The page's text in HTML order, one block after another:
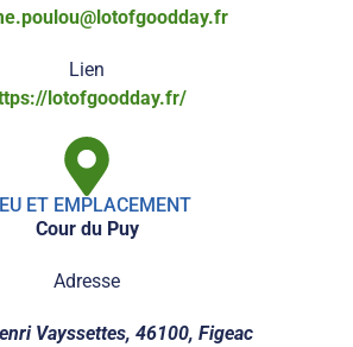
Lien
lotofgoodday.fr/
LIEU ET EMPLACEMENT
Cour du Puy
Adresse
Vayssettes, 46100, Figeac